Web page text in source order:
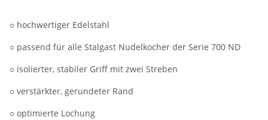
○ hochwertiger Edelstahl
○ passend für alle Stalgast Nudelkocher der Serie 700 ND
○ isolierter, stabiler Griff mit zwei Streben
○ verstärkter, gerundeter Rand
○ optimierte Lochung